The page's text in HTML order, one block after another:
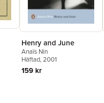
Henry and June
Anaïs Nin
Häftad, 2001
159 kr